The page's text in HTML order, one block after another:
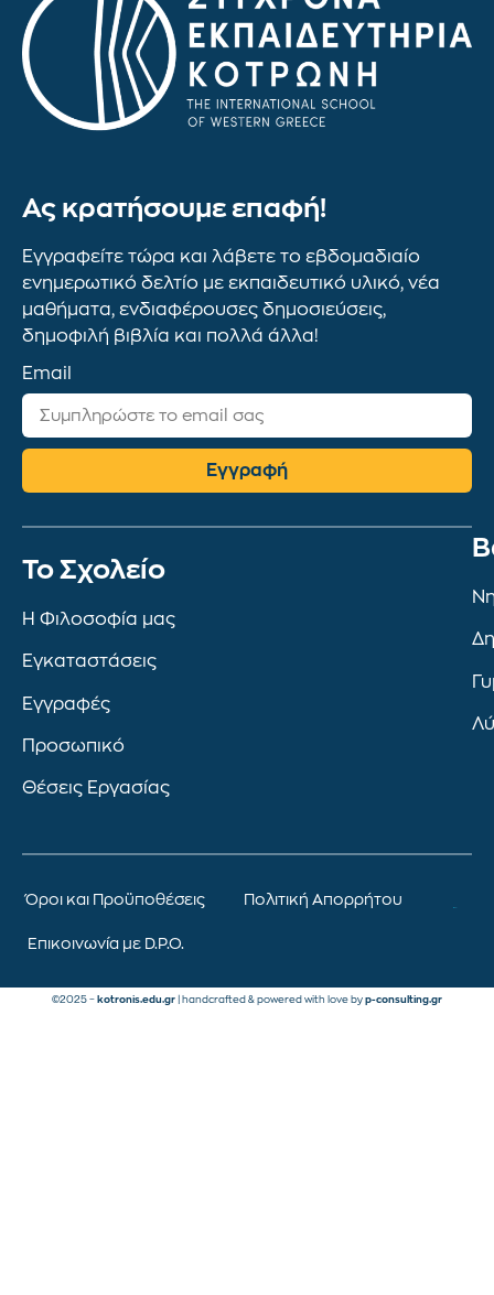
Ας κρατήσουμε επαφή!
Εγγραφείτε τώρα και λάβετε το εβδομαδιαίο
ενημερωτικό δελτίο με εκπαιδευτικό υλικό, νέα
μαθήματα, ενδιαφέρουσες δημοσιεύσεις,
δημοφιλή βιβλία και πολλά άλλα!
Email
Εγγραφή
To Σχολείο
Η Φιλοσοφία μας
Εγκαταστάσεις
Εγγραφές
Προσωπικό
Θέσεις Εργασίας
Όροι και Προϋποθέσεις Πολιτική Απορρήτου
Επικοινωνία με D.P.O.
©2025 – kotronis.edu.gr | handcrafted & powered with love by p-consulting.gr